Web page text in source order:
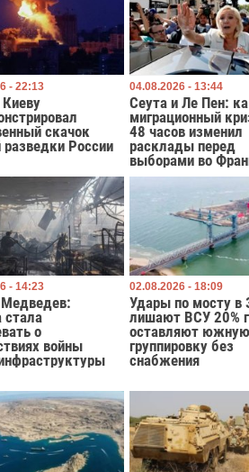
- 22:13
скачок
разведки России
04.08.2026 - 13:44
Сеута и Ле Пен:
миграционный
48 часов изменил
расклады перед
выборами во
- 14:23
стала
о
войны
02.08.2026 - 18:09
Удары по мосту в
лишают ВСУ 20%
оставляют южную
группировку без
снабжения